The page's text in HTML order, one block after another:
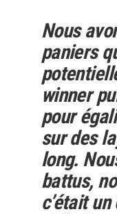
Nous
paniers
winner
pour
sur des
long.
battus,
c’était